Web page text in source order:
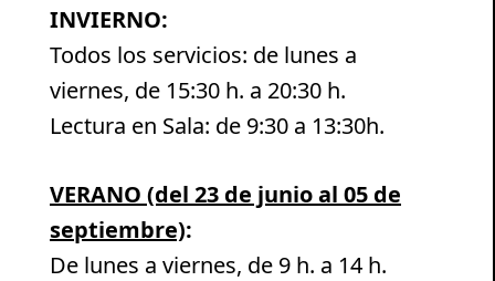
INVIERNO:
Todos los servicios: de lunes a
viernes, de 15:30 h. a 20:30 h.
Lectura en Sala: de 9:30 a 13:30h.
VERANO (del 23 de junio al 05 de
septiembre):
De lunes a viernes, de 9 h. a 14 h.